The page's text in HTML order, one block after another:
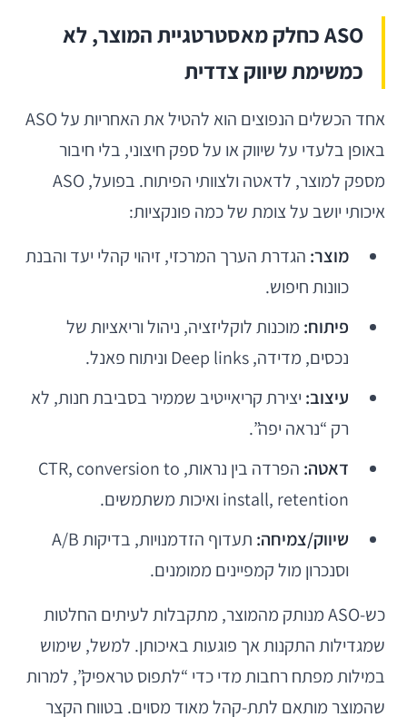
ASO כחלק מאסטרטגיית המוצר, לא
כמשימת שיווק צדדית
אחד הכשלים הנפוצים הוא להטיל את האחריות על ASO
באופן בלעדי על שיווק או על ספק חיצוני, בלי חיבור
מספק למוצר, לדאטה ולצוותי הפיתוח. בפועל, ASO
איכותי יושב על צומת של כמה פונקציות:
מוצר: הגדרת הערך המרכזי, זיהוי קהלי יעד והבנת
כוונות חיפוש.
פיתוח: מוכנות לוקליזציה, ניהול וריאציות של
נכסים, מדידה, Deep links וניתוח פאנל.
עיצוב: יצירת קריאייטיב שממיר בסביבת חנות, לא
רק “נראה יפה”.
דאטה:
הפרדה בין נראות, CTR, conversion to
install, retention ואיכות משתמשים.
שיווק/צמיחה:
תעדוף הזדמנויות, בדיקות A/B
וסנכרון מול קמפיינים ממומנים.
כש-ASO מנותק מהמוצר, מתקבלות לעיתים החלטות
שמגדילות התקנות אך פוגעות באיכותן. למשל, שימוש
במילות מפתח רחבות מדי כדי “לתפוס טראפיק”, למרות
שהמוצר מותאם לתת-קהל מאוד מסוים. בטווח הקצר